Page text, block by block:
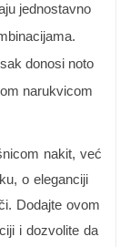
jednostavno
donosi noto
narukvicom
nakit, već
o eleganciji
Dodajte ovom
i dozvolite da